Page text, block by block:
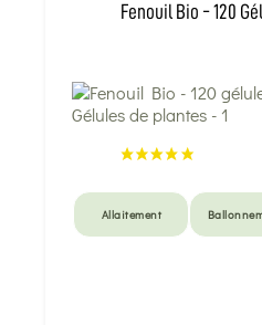
Fenouil Bio - 120
Allaitement